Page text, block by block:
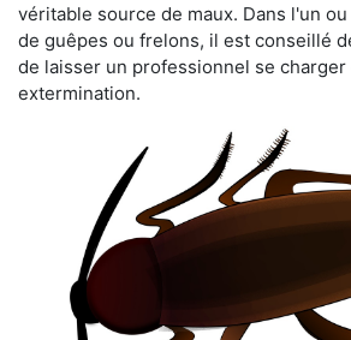
véritable source de maux. Dans l'un
de guêpes ou frelons, il est conseillé
de laisser un professionnel se
extermination.